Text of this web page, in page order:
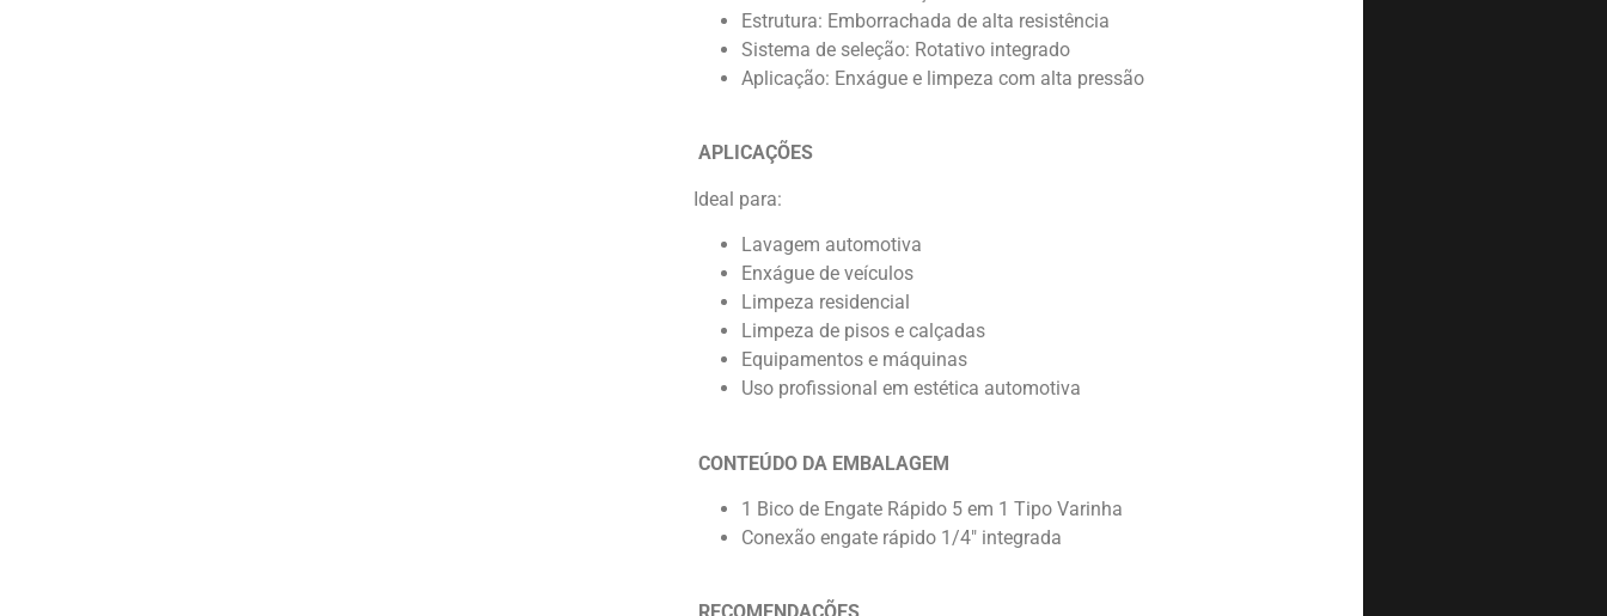
Estrutura: Emborrachada de alta resistência
Sistema de seleção: Rotativo integrado
Aplicação: Enxágue e limpeza com alta pressão
APLICAÇÕES
Ideal para:
Lavagem automotiva
Enxágue de veículos
Limpeza residencial
Limpeza de pisos e calçadas
Equipamentos e máquinas
Uso profissional em estética automotiva
CONTEÚDO DA EMBALAGEM
1 Bico de Engate Rápido 5 em 1 Tipo Varinha
Conexão engate rápido 1/4″ integrada